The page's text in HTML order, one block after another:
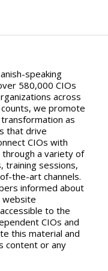
speaking
580,000 CIOs
across
we promote
as
that drive
CIOs with
a variety of
training sessions,
the-art channels.
informed about
website
to the
CIOs and
this material and
content or any